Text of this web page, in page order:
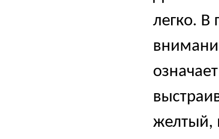
легко. В
желтый,